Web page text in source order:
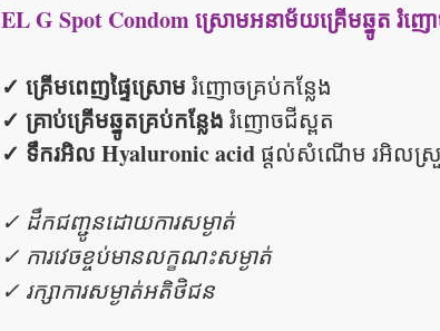
EL G Spot Condom ស្រោមអនាម័យគ្រើមឆ្នូត រំញ
✓ គ្រើមពេញផ្ទៃស្រោម រំញោចគ្រប់កន្លែង
✓ គ្រាប់គ្រើមឆ្នូតគ្រប់កន្លែង រំញោចជីស្ពត
✓ ទឹករអិល Hyaluronic acid ផ្តល់សំណើម រអិលស្
✓ ដឹកជញ្ជូនដោយការសម្ងាត់
✓ ការវេចខ្ចប់មានលក្ខណះសម្ងាត់
✓ រក្សាការសម្ងាត់អតិថិជន